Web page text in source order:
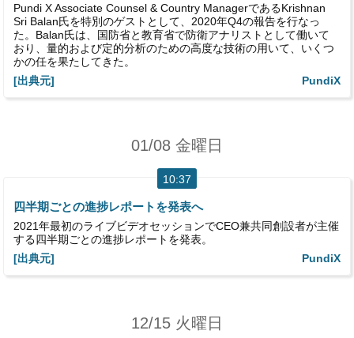
Pundi X Associate Counsel & Country ManagerであるKrishnan
Sri Balan氏を特別のゲストとして、2020年Q4の報告を行なっ
た。Balan氏は、国防省と教育省で防衛アナリストとして働いて
おり、量的および定的分析のための高度な技術の用いて、いくつ
かの任を果たしてきた。
[出典元]
PundiX
01/08 金曜日
10:37
四半期ごとの進捗レポートを発表へ
2021年最初のライブビデオセッションでCEO兼共同創設者が主催
する四半期ごとの進捗レポートを発表。
[出典元]
PundiX
12/15 火曜日